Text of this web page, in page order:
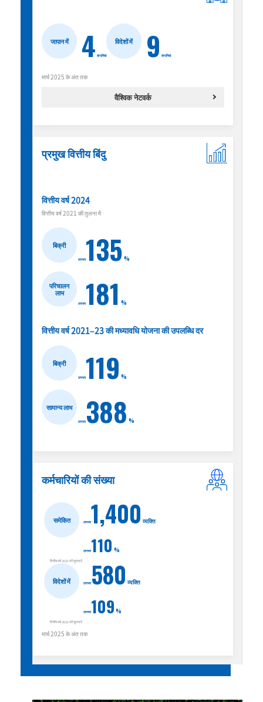
जापान में 4 कंपनियां
विदेशों में 9 कंपनियां
मार्च 2025 के अंत तक
वैश्विक नेटवर्क
प्रमुख वित्तीय बिंदु
वित्तीय वर्ष 2024
वित्तीय वर्ष 2021 की तुलना में
बिक्री
लगभग135 %
परिचालन
लाभ
लगभग181 %
वित्तीय वर्ष 2021–23 की मध्यावधि योजना की उपलब्धि दर
बिक्री
लगभग119 %
सामान्य लाभ
लगभग388 %
कर्मचारियों की संख्या
समेकित
वित्तीय वर्ष 2021 की तुलना में
लगभग1,400 व्यक्ति
लगभग110 %
विदेशों में
वित्तीय वर्ष 2021 की तुलना में
लगभग580 व्यक्ति
लगभग109 %
मार्च 2025 के अंत तक